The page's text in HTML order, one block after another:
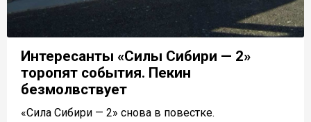
Интересанты «Силы Сибири — 2»
торопят события. Пекин
безмолвствует
«Сила Сибири — 2» снова в повестке.